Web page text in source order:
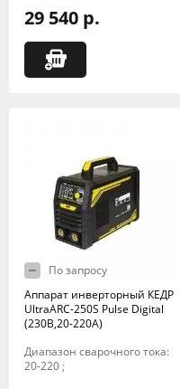
29 540 р.
По запросу
Аппарат инверторный КЕДР
UltraARC-250S Pulse Digital
(230В,20-220А)
Диапазон сварочного тока:
20-220 ;